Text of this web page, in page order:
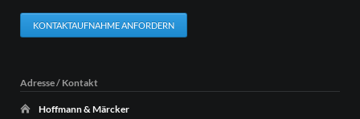
KONTAKTAUFNAHME ANFORDERN
Adresse / Kontakt
Hoffmann & Märcker